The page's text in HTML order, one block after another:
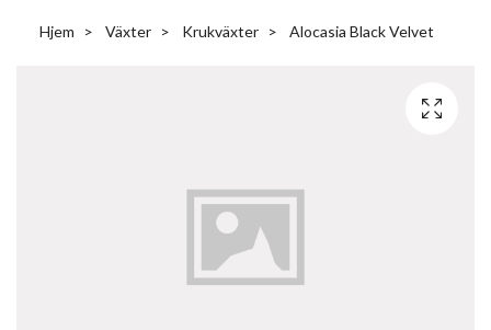
Hjem Växter Krukväxter Alocasia Black Velvet